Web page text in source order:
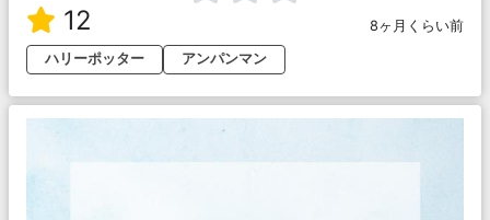
12
8ヶ月くらい前
ハリーポッター
アンパンマン